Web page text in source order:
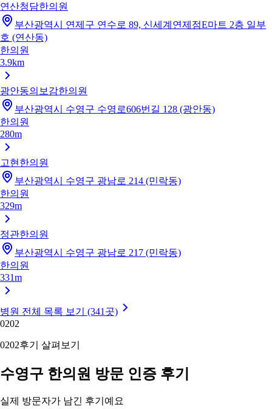
연산청담한의원
부산광역시 연제구 연수로 89, 신세계연제점E마트 2층 일부
호 (연산동)
한의원
3.9km
광안동의보감한의원
부산광역시 수영구 수영로606번길 128 (광안동)
한의원
280m
고현한의원
부산광역시 수영구 광남로 214 (민락동)
한의원
329m
정관한의원
부산광역시 수영구 광남로 217 (민락동)
한의원
331m
병원 전체 목록 보기 (341곳)
0202
0202후기 살펴보기
수영구 한의원 방문 인증 후기
실제 방문자가 남긴 후기예요